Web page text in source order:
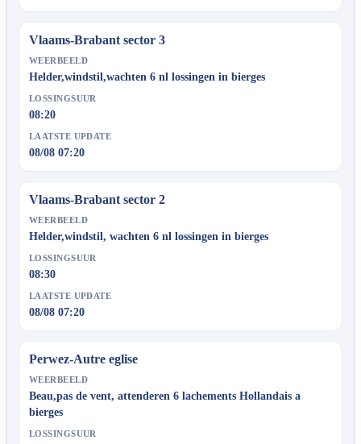
Vlaams-Brabant sector 3
WEERBEELD
Helder,windstil,wachten 6 nl lossingen in bierges
LOSSINGSUUR
08:20
LAATSTE UPDATE
08/08 07:20
Vlaams-Brabant sector 2
WEERBEELD
Helder,windstil, wachten 6 nl lossingen in bierges
LOSSINGSUUR
08:30
LAATSTE UPDATE
08/08 07:20
Perwez-Autre eglise
WEERBEELD
Beau,pas de vent, attenderen 6 lachements Hollandais a
bierges
LOSSINGSUUR